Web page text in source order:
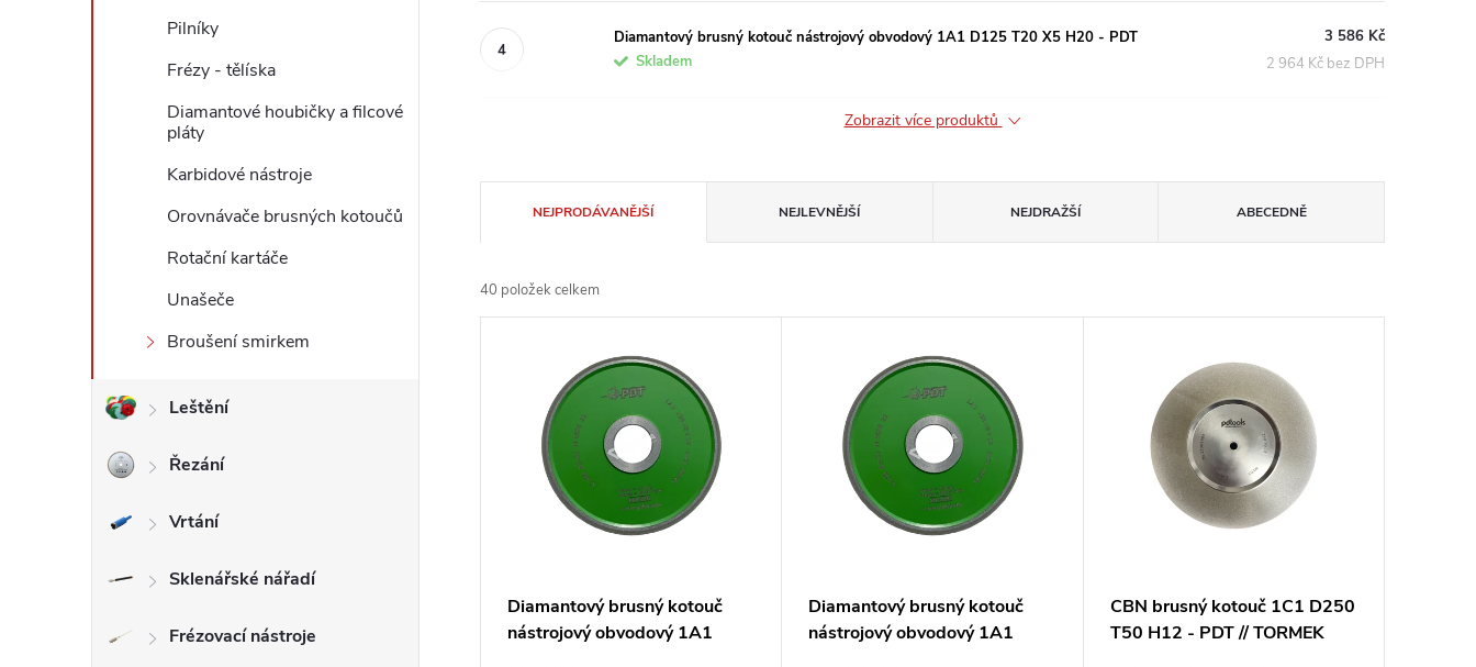
Pilníky
Frézy - tělíska
Diamantové houbičky a filcové
pláty
Karbidové nástroje
Orovnávače brusných kotoučů
Rotační kartáče
Unašeče
Broušení smirkem
Leštění
Řezání
Vrtání
Sklenářské nářadí
Frézovací nástroje
Diamantový brusný kotouč nástrojový obvodový 1A1 D125 T20 X5 H20 - PDT
Skladem
3 586 Kč
2 964 Kč bez DPH
Zobrazit více produktů
a
z
NEJPRODÁVANĚJŠÍ NEJLEVNĚJŠÍ NEJDRAŽŠÍ ABECEDNĚ
40 položek celkem
Diamantový brusný kotouč
nástrojový obvodový 1A1
Diamantový brusný kotouč
nástrojový obvodový 1A1
CBN brusný kotouč 1C1 D250
T50 H12 - PDT // TORMEK